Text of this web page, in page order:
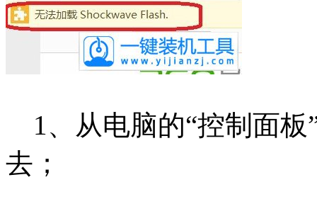
1、从电脑的“控制面板
去；